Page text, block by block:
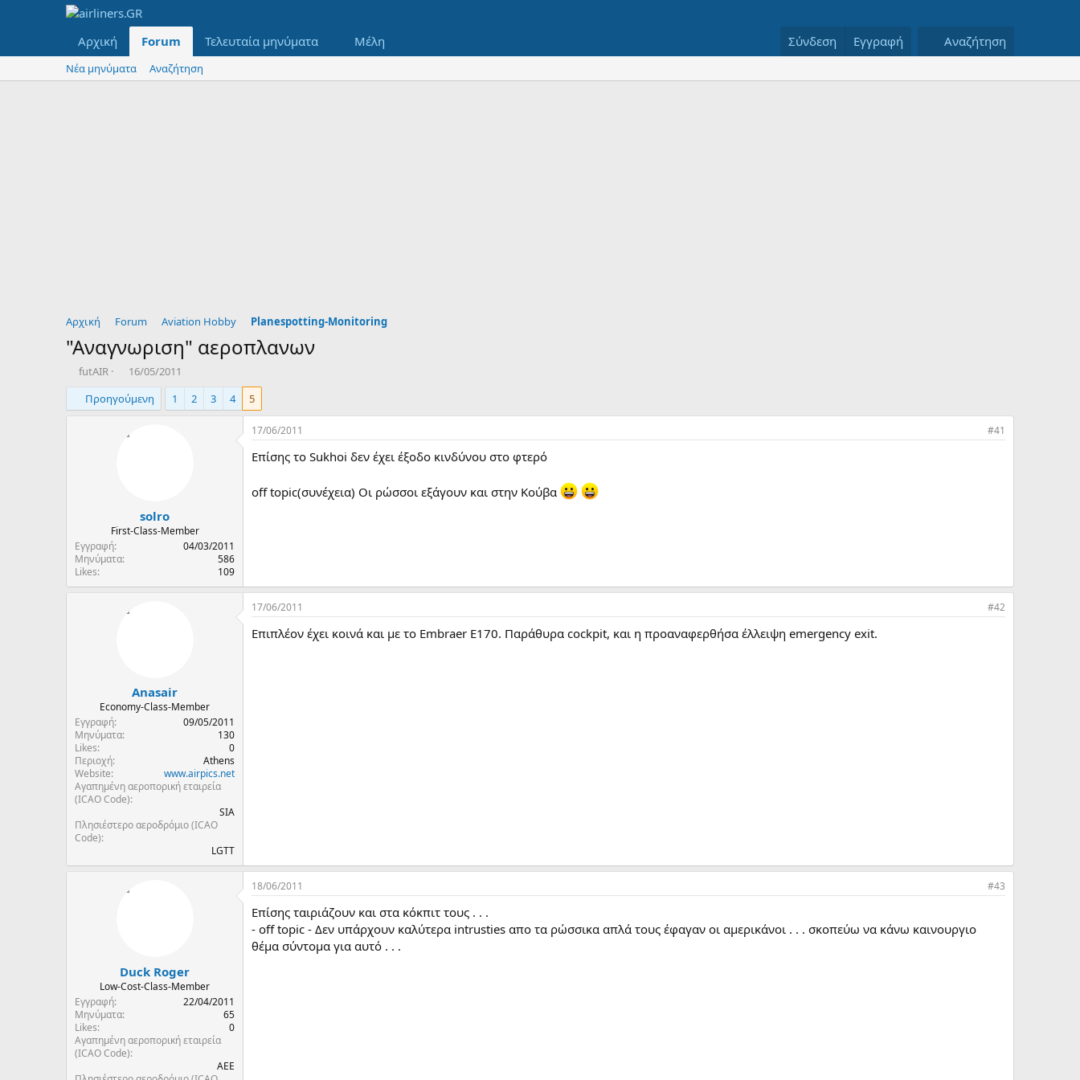
Αρχική Forum Τελευταία μηνύματα Μέλη Σύνδεση Εγγραφή Αναζήτηση
Νέα μηνύματα Αναζήτηση
Αρχική Forum Aviation Hobby Planespotting-Monitoring
"Αναγνωριση" αεροπλανων
T
h
e
r
futAIR
Η
μ
ε
ρ
η
υ
γ
16/05/2011
Προηγούμενη
1 2 3 4 5
solro
First-Class-Member
Εγγραφή
04/03/2011
Μηνύματα
586
Likes
109
17/06/2011 #41
Επίσης το Sukhoi δεν έχει έξοδο κινδύνου στο φτερό
off topic(συνέχεια) Οι ρώσσοι εξάγουν και στην Κούβα
Anasair
Economy-Class-Member
Εγγραφή
09/05/2011
Μηνύματα
130
Likes
0
Περιοχή
Athens
Website
www.airpics.net
Αγαπημένη αεροπορική εταιρεία
(ICAO Code)
SIA
Πλησιέστερο αεροδρόμιο (ICAO
Code)
LGTT
17/06/2011 #42
Επιπλέον έχει κοινά και με το Embraer E170. Παράθυρα cockpit, και η προαναφερθήσα έλλειψη emergency exit.
Duck Roger
Low-Cost-Class-Member
Εγγραφή
22/04/2011
Μηνύματα
65
Likes
0
Αγαπημένη αεροπορική εταιρεία
(ICAO Code)
AEE
18/06/2011 #43
Επίσης ταιριάζουν και στα κόκπιτ τους . . .
- off topic - Δεν υπάρχουν καλύτερα intrusties απο τα ρώσσικα απλά τους έφαγαν οι αμερικάνοι . . . σκοπεύω να κάνω καινουργιο
θέμα σύντομα για αυτό . . .